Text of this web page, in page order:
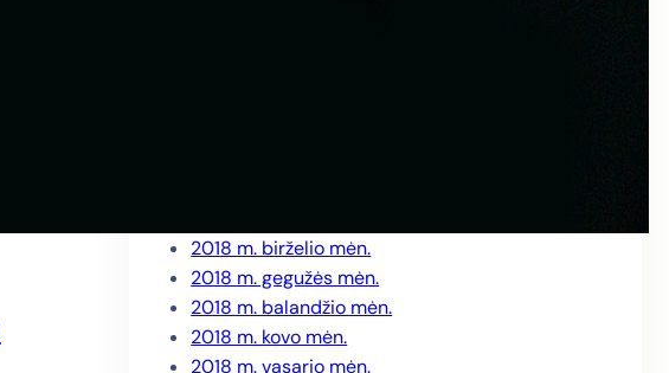
2018 m. birželio mėn.
2018 m. gegužės mėn.
2018 m. balandžio mėn.
2018 m. kovo mėn.
2018 m. vasario mėn.